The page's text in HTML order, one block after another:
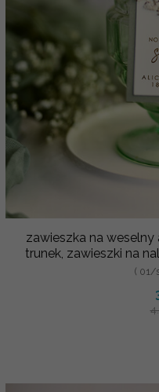
zawieszka na
trunek, zawieszki na
( 01/